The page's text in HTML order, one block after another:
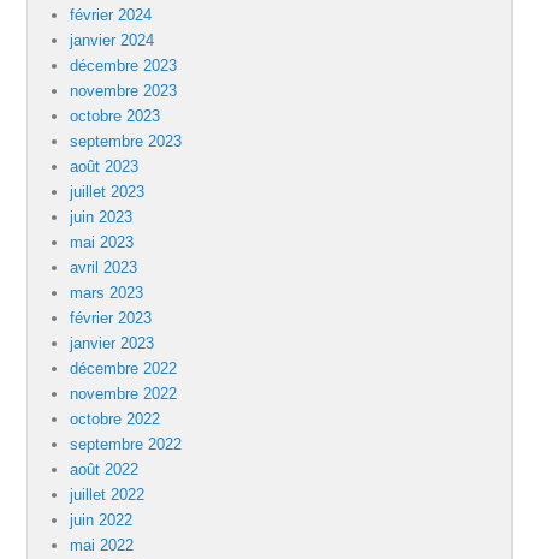
février 2024
janvier 2024
décembre 2023
novembre 2023
octobre 2023
septembre 2023
août 2023
juillet 2023
juin 2023
mai 2023
avril 2023
mars 2023
février 2023
janvier 2023
décembre 2022
novembre 2022
octobre 2022
septembre 2022
août 2022
juillet 2022
juin 2022
mai 2022